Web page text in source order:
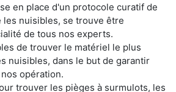
en place d'un protocole curatif de
les nuisibles, se trouve être
de tous nos experts.
de trouver le matériel le plus
nuisibles, dans le but de garantir
opération.
trouver les pièges à surmulots, les